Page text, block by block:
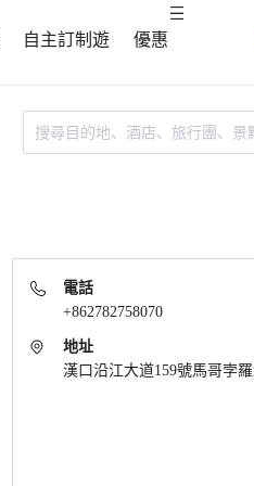
自主訂制遊 優惠
電話
+862782758070
地址
漢口沿江大道159號馬哥孛